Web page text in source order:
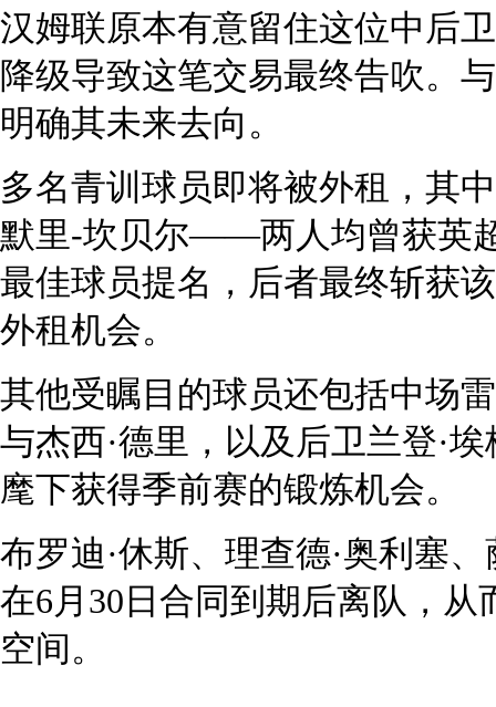
汉姆联原本有意留住这位中后
降级导致这笔交易最终告吹。
明确其未来去向。
多名青训球员即将被外租，其
默里-坎贝尔——两人均曾获英
最佳球员提名，后者最终斩获
外租机会。
其他受瞩目的球员还包括中场
与杰西·德里，以及后卫兰登·
麾下获得季前赛的锻炼机会。
布罗迪·休斯、理查德·奥利塞
在6月30日合同到期后离队，
空间。